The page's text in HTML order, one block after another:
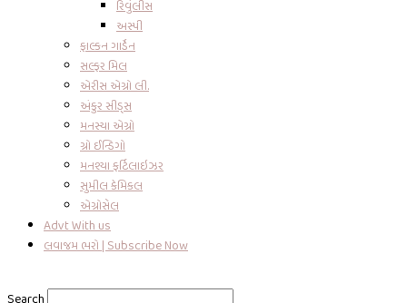
રિવુંલીસ
અસ્પી
ફાલ્કન ગાર્ડેન
સલ્ફર મિલ
એરીસ એગ્રો લી.
અંકુર સીડ્સ
મનસ્યા એગ્રો
ગ્રો ઈન્ડિગો
મનશ્યા ફર્ટિલાઇઝર
સુમીલ કેમિકલ
એગ્રોસેલ
Advt With us
લવાજમ ભરો | Subscribe Now